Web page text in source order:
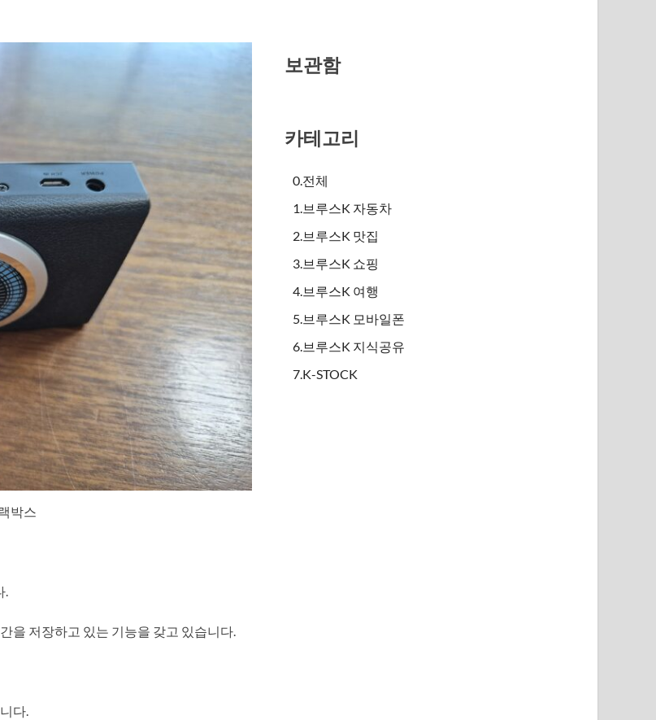
박스
.
을 저장하고 있는 기능을 갖고 있습니다.
다.
보관함
카테고리
0.전체
1.브루스K 자동차
2.브루스K 맛집
3.브루스K 쇼핑
4.브루스K 여행
5.브루스K 모바일폰
6.브루스K 지식공유
7.K-STOCK